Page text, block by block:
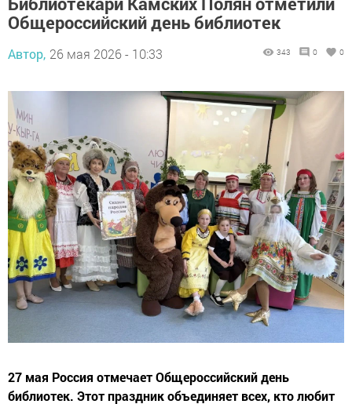
Общероссийский день библиотек
Автор, 26 мая 2026 - 10:33 343 0 0
27 мая Россия отмечает Общероссийский день
библиотек. Этот праздник объединяет всех, кто любит